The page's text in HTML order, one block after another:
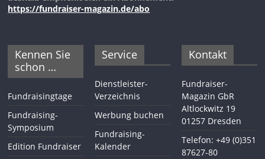
https://fundraiser-magazin.de/abo
Kennen Sie
schon …
Fundraisingtage
Fundraising-
Symposium
Edition Fundraiser
Service
Dienstleister-
Verzeichnis
Werbung buchen
Fundraising-
Kalender
Kontakt
Fundraiser-
Magazin GbR
Altlockwitz 19
01257 Dresden
Telefon: +49 (0)351
87627-80